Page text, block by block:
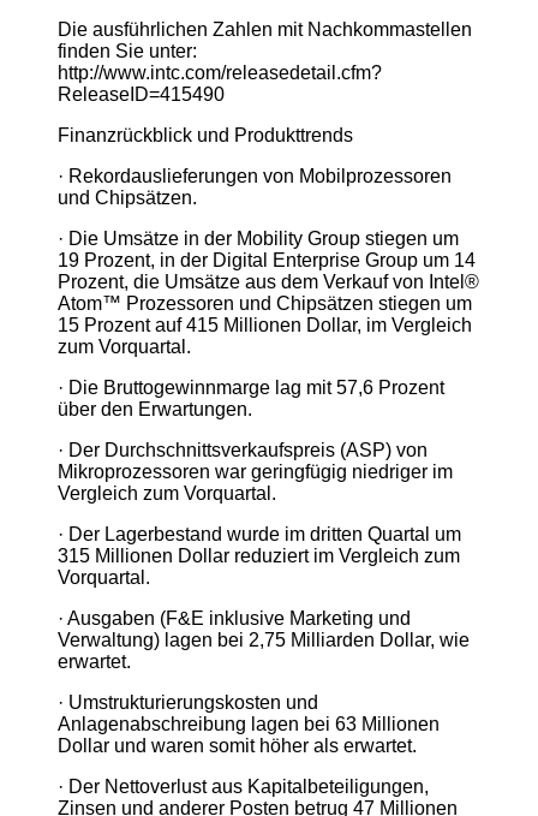
Die ausführlichen Zahlen mit Nachkommastellen
finden Sie unter:
http://www.intc.com/releasedetail.cfm?
ReleaseID=415490
Finanzrückblick und Produkttrends
· Rekordauslieferungen von Mobilprozessoren
und Chipsätzen.
· Die Umsätze in der Mobility Group stiegen um
19 Prozent, in der Digital Enterprise Group um 14
Prozent, die Umsätze aus dem Verkauf von Intel®
Atom™ Prozessoren und Chipsätzen stiegen um
15 Prozent auf 415 Millionen Dollar, im Vergleich
zum Vorquartal.
· Die Bruttogewinnmarge lag mit 57,6 Prozent
über den Erwartungen.
· Der Durchschnittsverkaufspreis (ASP) von
Mikroprozessoren war geringfügig niedriger im
Vergleich zum Vorquartal.
· Der Lagerbestand wurde im dritten Quartal um
315 Millionen Dollar reduziert im Vergleich zum
Vorquartal.
· Ausgaben (F&E inklusive Marketing und
Verwaltung) lagen bei 2,75 Milliarden Dollar, wie
erwartet.
· Umstrukturierungskosten und
Anlagenabschreibung lagen bei 63 Millionen
Dollar und waren somit höher als erwartet.
· Der Nettoverlust aus Kapitalbeteiligungen,
Zinsen und anderer Posten betrug 47 Millionen